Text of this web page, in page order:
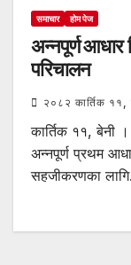
समाचार होम पेज
अन्नपूर्ण आधार
परिचालन
२०८२ कार्तिक
कार्तिक ११, बेनी
अन्नपूर्ण प्रथम
सहजीकरणका